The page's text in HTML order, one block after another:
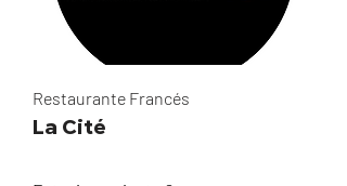
Restaurante Francés
La Cité